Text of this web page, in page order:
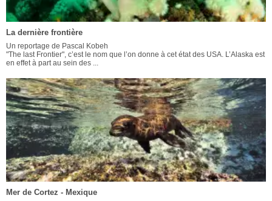
La dernière frontière
Un reportage de Pascal Kobeh
"The last Frontier", c’est le nom que l’on donne à cet état des USA. L’Alaska est
en effet à part au sein des ...
Mer de Cortez - Mexique